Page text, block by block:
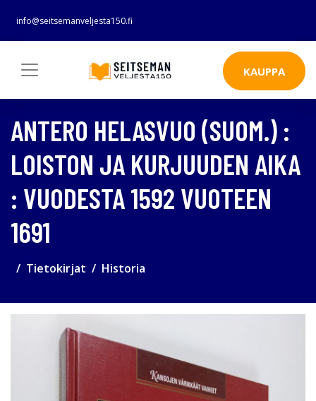
info@seitsemanveljesta150.fi
KAUPPA
ANTERO HELASVUO (SUOM.) :
LOISTON JA KURJUUDEN AIKA
: VUODESTA 1592 VUOTEEN
1691
Tietokirjat Historia